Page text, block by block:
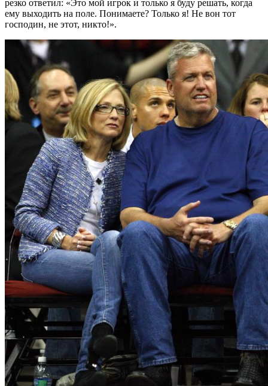
резко ответил: «Это мой игрок и только я буду решать, когда
ему выходить на поле. Понимаете? Только я! Не вон тот
господин, не этот, никто!».